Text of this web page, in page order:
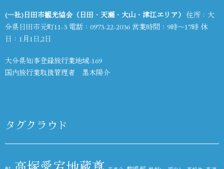
(一社)日田市観光協会（日田・天瀬・大山・津江エリア） 住所：大
分県日田市元町11-3 電話： 0973-22-2036 営業時間：9時～17時 休
日：1月1日,2日
大分県知事登録旅行業地域-169
国内旅行業取扱管理者 黒木陽介
タグクラウド